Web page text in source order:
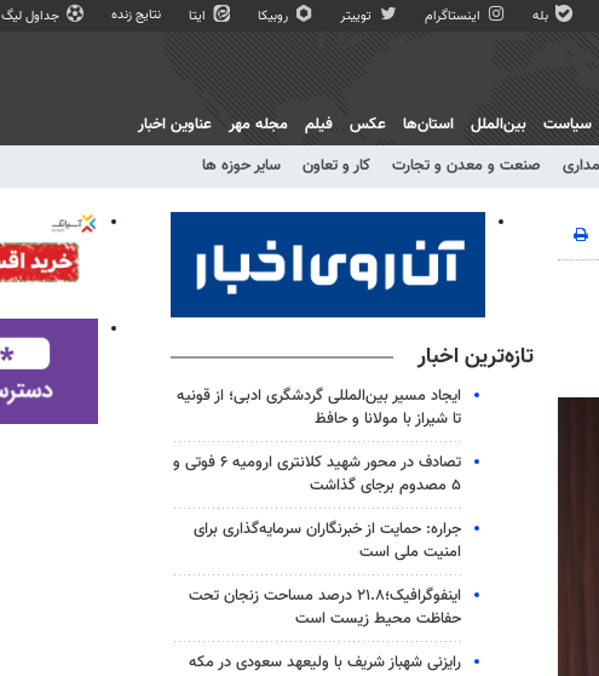
بله اینستاگرام توییتر روبیکا ایتا نتایج زنده جداول لیگ
صنعت و معدن و تجارت کار و تعاون سایر حوزه ها
سیاست بین‌الملل استان‌ها عکس فیلم مجله مهر عناوین اخبار
تازه‌ترین اخبار
ایجاد مسیر بین‌المللی گردشگری ادبی؛ از قونیه
تا شیراز با مولانا و حافظ
تصادف در محور شهید کلانتری ارومیه ۶ فوتی و
۵ مصدوم برجای گذاشت
جراره: حمایت از خبرنگاران سرمایه‌گذاری برای
امنیت ملی است
اینفوگرافیک؛۲۱.۸ درصد مساحت زنجان تحت
حفاظت محیط زیست است
رایزنی شهباز شریف با ولیعهد سعودی در مکه